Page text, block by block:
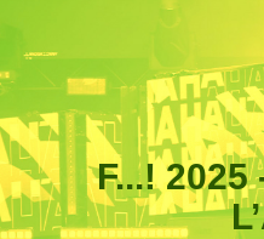
F...! 2025